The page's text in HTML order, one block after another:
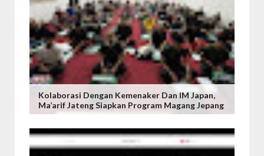
Kolaborasi Dengan Kemenaker Dan IM Japan,
Ma’arif Jateng Siapkan Program Magang Jepang